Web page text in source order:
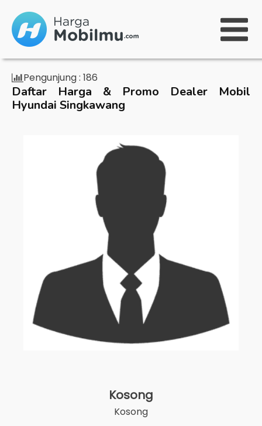
Pengunjung : 186
Daftar Harga & Promo Dealer Mobil
Hyundai Singkawang
Kosong
Kosong